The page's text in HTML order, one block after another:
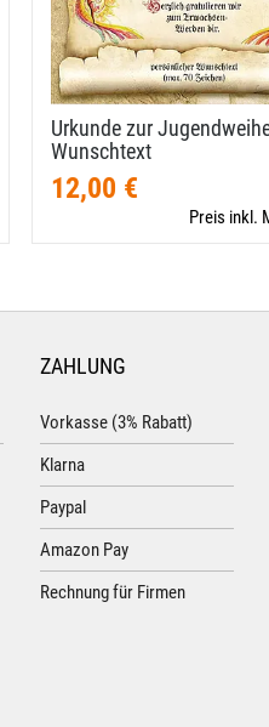
Urkunde zur
Wunschtext
12,00 €
Preis inkl.
ZAHLUNG
Vorkasse (3% Rabatt)
Klarna
Paypal
Amazon Pay
Rechnung für Firmen